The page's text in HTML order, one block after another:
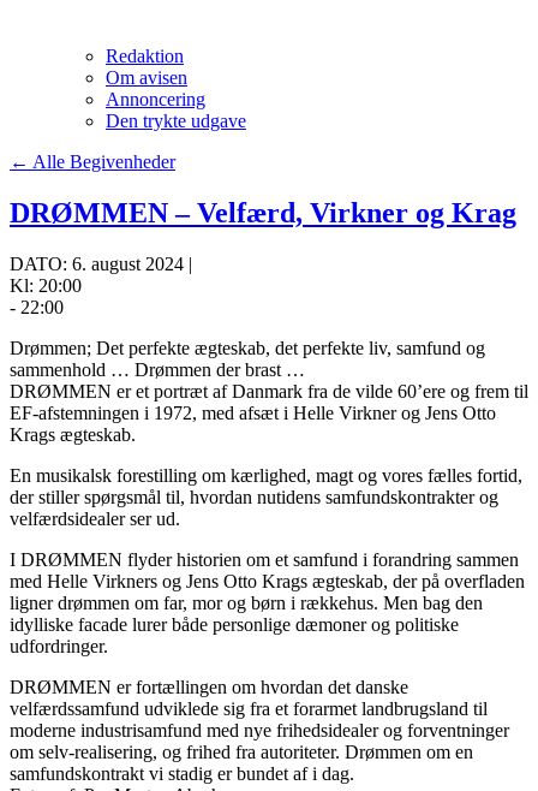
Redaktion
Om avisen
Annoncering
Den trykte udgave
← Alle Begivenheder
DRØMMEN – Velfærd, Virkner og Krag
DATO: 6. august 2024 |
Kl: 20:00
- 22:00
Drømmen; Det perfekte ægteskab, det perfekte liv, samfund og
sammenhold … Drømmen der brast …
DRØMMEN er et portræt af Danmark fra de vilde 60’ere og frem til
EF-afstemningen i 1972, med afsæt i Helle Virkner og Jens Otto
Krags ægteskab.
En musikalsk forestilling om kærlighed, magt og vores fælles fortid,
der stiller spørgsmål til, hvordan nutidens samfundskontrakter og
velfærdsidealer ser ud.
I DRØMMEN flyder historien om et samfund i forandring sammen
med Helle Virkners og Jens Otto Krags ægteskab, der på overfladen
ligner drømmen om far, mor og børn i rækkehus. Men bag den
idylliske facade lurer både personlige dæmoner og politiske
udfordringer.
DRØMMEN er fortællingen om hvordan det danske
velfærdssamfund udviklede sig fra et forarmet landbrugsland til
moderne industrisamfund med nye frihedsidealer og forventninger
om selv-realisering, og frihed fra autoriteter. Drømmen om en
samfundskontrakt vi stadig er bundet af i dag.